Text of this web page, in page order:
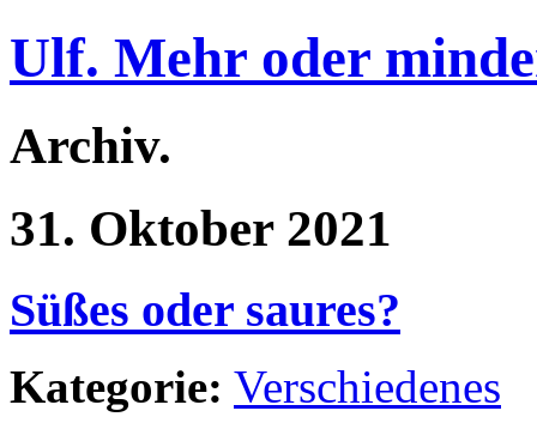
Ulf. Mehr oder
Archiv.
31. Oktober 2021
Süßes oder saures?
Kategorie: Verschiedenes